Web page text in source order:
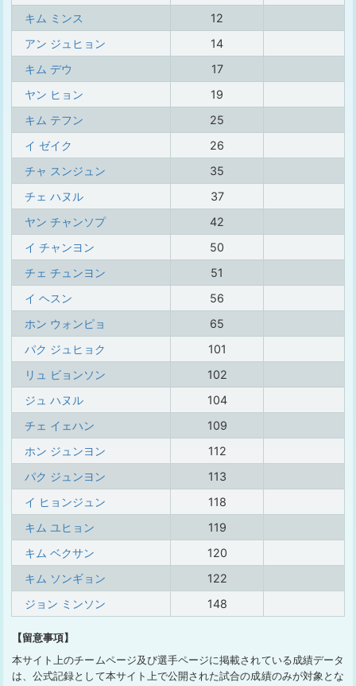
キム ミンス
12
アン ジュヒョン
14
キム デウ
17
ヤン ヒョン
19
キム テフン
25
イ ゼイク
26
チャ スンジュン
35
チェ ハヌル
37
ヤン チャンソプ
42
イ チャンヨン
50
チェ チュンヨン
51
イ ヘスン
56
ホン ウォンピョ
65
パク ジュヒョク
101
リュ ビョンソン
102
ジュ ハヌル
104
チェ イェハン
109
ホン ジュンヨン
112
パク ジュンヨン
113
イ ヒョンジュン
118
キム ユヒョン
119
キム ベクサン
120
キム ソンギョン
122
ジョン ミンソン
148
【留意事項】
本サイト上のチームページ及び選手ページに掲載されている成績データ
は、公式記録として本サイト上で公開された試合の成績のみが対象とな